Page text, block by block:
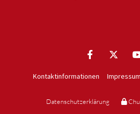
Kontaktinformationen Impressum
Datenschutzerklärung